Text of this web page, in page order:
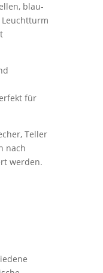
blau-
für
Teller
nach
werden.